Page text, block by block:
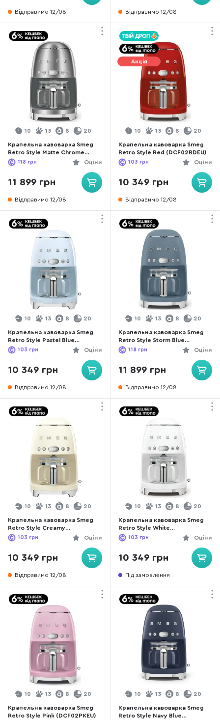
Відправимо 12/08 Відправимо 12/08
10 13 8 20
Крапельна кавоварка Smeg
Retro Style Matte Chrome
(DCF02SSEU)
Оціни
118 грн
11 899 грн
Відправимо 12/08
Акція
10 13 8 20
Крапельна кавоварка Smeg
Retro Style Red (DCF02RDEU)
Оціни
103 грн
10 349 грн
Відправимо 12/08
10 13 8 20
Крапельна кавоварка Smeg
Retro Style Pastel Blue
(DCF02PBEU)
Оціни
103 грн
10 349 грн
Відправимо 12/08
10 13 8 20
Крапельна кавоварка Smeg
Retro Style Storm Blue
(DCF02SBMEU)
Оціни
118 грн
11 899 грн
Відправимо 12/08
10 13 8 20
Крапельна кавоварка Smeg
Retro Style Creamy
(DCF02CREU)
Оціни
103 грн
10 349 грн
Відправимо 12/08
10 13 8 20
Крапельна кавоварка Smeg
Retro Style White
(DCF02WHEU)
Оціни
103 грн
10 349 грн
Під замовлення
10 13 8 20
Крапельна кавоварка Smeg
Retro Style Pink (DCF02PKEU)
10 13 8 20
Крапельна кавоварка Smeg
Retro Style Navy Blue